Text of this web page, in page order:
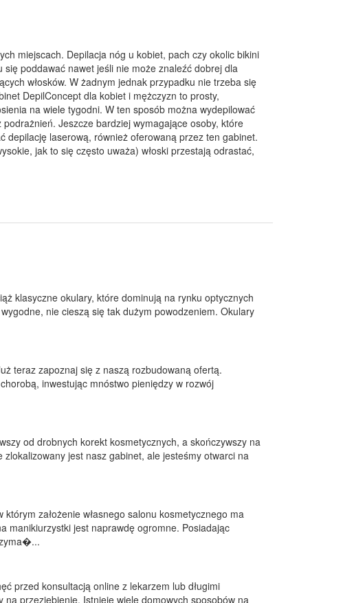
miejscach. Depilacja nóg u kobiet, pach czy okolic bikini
poddawać nawet jeśli nie może znaleźć dobrej dla
włosków. W żadnym jednak przypadku nie trzeba się
DepilConcept dla kobiet i mężczyzn to prosty,
na wiele tygodni. W ten sposób można wydepilować
Jeszcze bardziej wymagające osoby, które
depilację laserową, również oferowaną przez ten gabinet.
jak to się często uważa) włoski przestają odrastać,
klasyczne okulary, które dominują na rynku optycznych
nie cieszą się tak dużym powodzeniem. Okulary
teraz zapoznaj się z naszą rozbudowaną ofertą.
inwestując mnóstwo pieniędzy w rozwój
od drobnych korekt kosmetycznych, a skończywszy na
jest nasz gabinet, ale jesteśmy otwarci na
założenie własnego salonu kosmetycznego ma
manikiurzystki jest naprawdę ogromne. Posiadając
przed konsultacją online z lekarzem lub długimi
przeziębienie. Istnieje wiele domowych sposobów na